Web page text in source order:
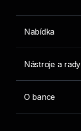
Nabídka
Nástroje a rady
O bance